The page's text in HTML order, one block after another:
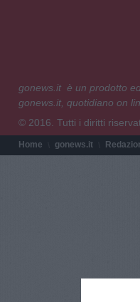
gonews.it è un prodotto
gonews.it, quotidiano on
© 2016. Tutti i diritti
Home gonews.it